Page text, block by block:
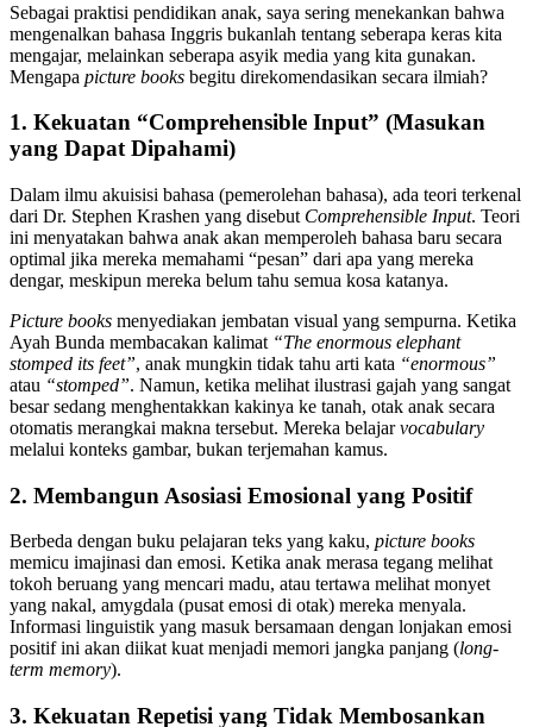
Sebagai praktisi pendidikan anak, saya sering menekankan bahwa
mengenalkan bahasa Inggris bukanlah tentang seberapa keras kita
mengajar, melainkan seberapa asyik media yang kita gunakan.
Mengapa picture books begitu direkomendasikan secara ilmiah?
1. Kekuatan “Comprehensible Input” (Masukan
yang Dapat Dipahami)
Dalam ilmu akuisisi bahasa (pemerolehan bahasa), ada teori terkenal
dari Dr. Stephen Krashen yang disebut Comprehensible Input. Teori
ini menyatakan bahwa anak akan memperoleh bahasa baru secara
optimal jika mereka memahami “pesan” dari apa yang mereka
dengar, meskipun mereka belum tahu semua kosa katanya.
Picture books menyediakan jembatan visual yang sempurna. Ketika
Ayah Bunda membacakan kalimat “The enormous elephant
stomped its feet”, anak mungkin tidak tahu arti kata “enormous”
atau “stomped”. Namun, ketika melihat ilustrasi gajah yang sangat
besar sedang menghentakkan kakinya ke tanah, otak anak secara
otomatis merangkai makna tersebut. Mereka belajarvocabulary
melalui konteks gambar, bukan terjemahan kamus.
2. Membangun Asosiasi Emosional yang Positif
Berbeda dengan buku pelajaran teks yang kaku, picture books
memicu imajinasi dan emosi. Ketika anak merasa tegang melihat
tokoh beruang yang mencari madu, atau tertawa melihat monyet
yang nakal, amygdala (pusat emosi di otak) mereka menyala.
Informasi linguistik yang masuk bersamaan dengan lonjakan emosi
positif ini akan diikat kuat menjadi memori jangka panjang (long-
term memory).
3. Kekuatan Repetisi yang Tidak Membosankan